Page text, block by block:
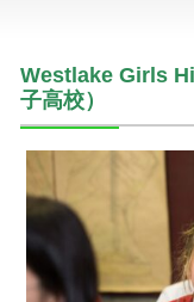
Westlake Girls
子高校）